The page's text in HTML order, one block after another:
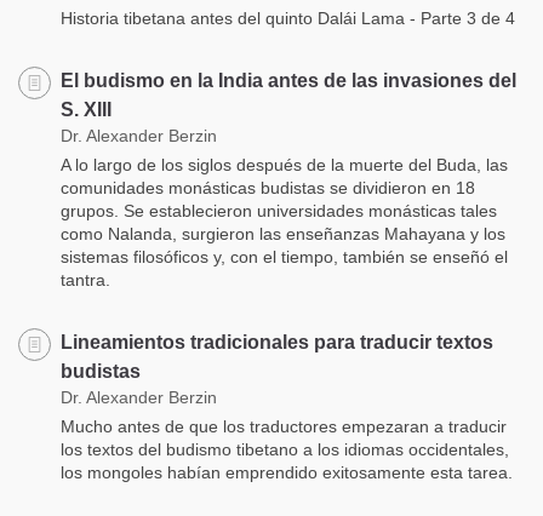
Historia tibetana antes del quinto Dalái Lama - Parte 3 de 4
El budismo en la India antes de las invasiones del
S. XIII
Dr. Alexander Berzin
A lo largo de los siglos después de la muerte del Buda, las
comunidades monásticas budistas se dividieron en 18
grupos. Se establecieron universidades monásticas tales
como Nalanda, surgieron las enseñanzas Mahayana y los
sistemas filosóficos y, con el tiempo, también se enseñó el
tantra.
Lineamientos tradicionales para traducir textos
budistas
Dr. Alexander Berzin
Mucho antes de que los traductores empezaran a traducir
los textos del budismo tibetano a los idiomas occidentales,
los mongoles habían emprendido exitosamente esta tarea.